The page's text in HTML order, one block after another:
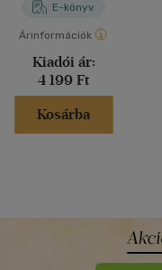
E-könyv
Árinformációk
Kiadói ár:
4 199 Ft
Kosárba